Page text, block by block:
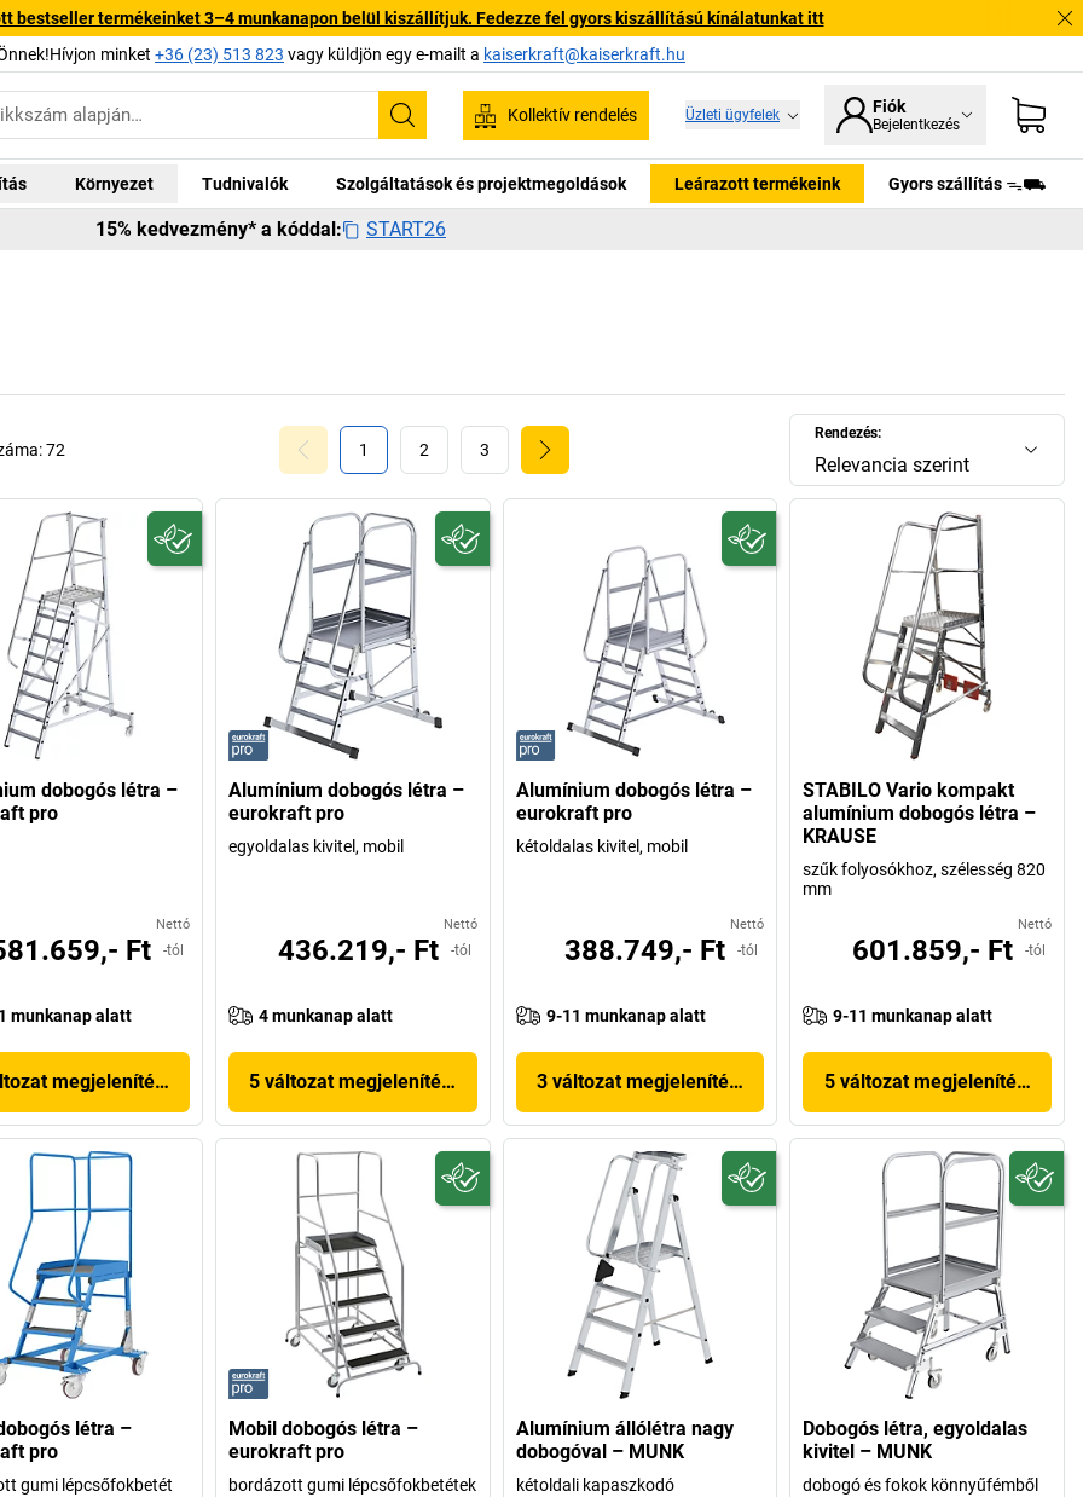
bestseller termékeinket 3–4 munkanapon belül kiszállítjuk. Fedezze fel gyors kiszállítású kínálatunkat itt
minket +36 (23) 513 823 vagy küldjön egy e-mailt a kaiserkraft@kaiserkraft.hu
Keresés
Kollektív rendelés Üzleti ügyfelek Fiók
Bejelentkezés
Környezet Tudnivalók Szolgáltatások és projektmegoldások Leárazott termékeink Gyors szállítás ᯓ⛟
15% kedvezmény* a kóddal: START26
Rendezés:
Relevancia szerint
1 2 3
72
dobogós létra –
pro
Nettó
Ft -tól
munkanap alatt
megjelenítése
Alumínium dobogós létra –
eurokraft pro
egyoldalas kivitel, mobil
Nettó
436.219,- Ft -tól
4 munkanap alatt
5 változat megjelenítése
Alumínium dobogós létra –
eurokraft pro
kétoldalas kivitel, mobil
Nettó
388.749,- Ft -tól
9-11 munkanap alatt
3 változat megjelenítése
STABILO Vario kompakt
alumínium dobogós létra –
KRAUSE
szűk folyosókhoz, szélesség 820
mm
Nettó
601.859,- Ft -tól
9-11 munkanap alatt
5 változat megjelenítése
létra –
pro
gumi lépcsőfokbetét
Mobil dobogós létra –
eurokraft pro
bordázott gumi lépcsőfokbetétek
Alumínium állólétra nagy
dobogóval – MUNK
kétoldali kapaszkodó
Dobogós létra, egyoldalas
kivitel – MUNK
dobogó és fokok könnyűfémből